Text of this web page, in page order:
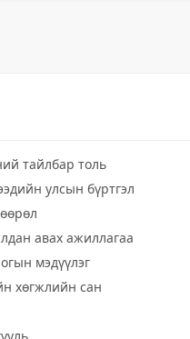
тайлбар толь
улсын бүртгэл
авах ажиллагаа
мэдүүлэг
хөгжлийн сан